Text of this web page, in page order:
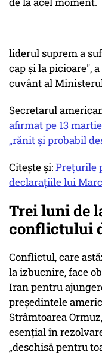
liderul suprem a
cap şi la picioare",
cuvânt al
Secretarul
afirmat pe 13
„rănit şi probabil
Citește și:Prețurile
declarațiile lui
Trei luni de
conflictului
Conflictul, care
la izbucnire, face
Iran pentru
președintele
Strâmtoarea
esențial în
„deschisă pentru